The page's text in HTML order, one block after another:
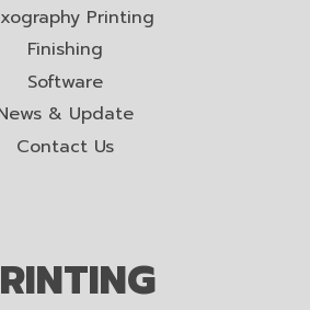
Printing
Finishing
Software
& Update
Contact Us